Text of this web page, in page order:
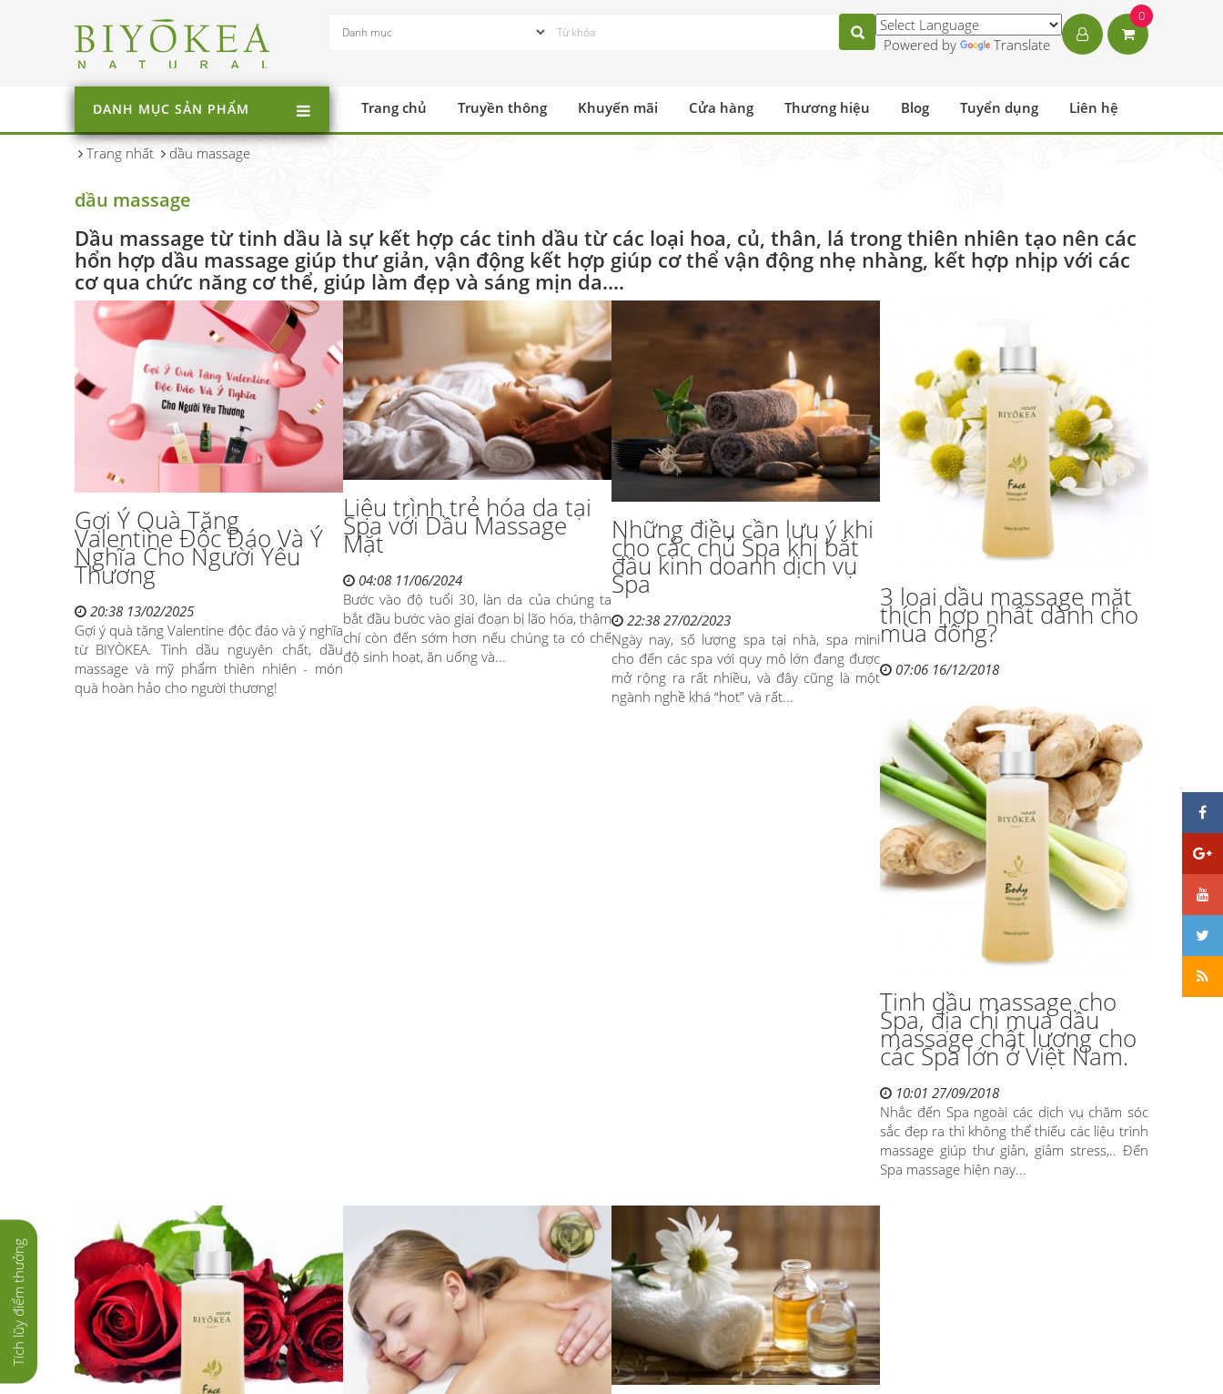
Powered by Translate
0
DANH MỤC SẢN PHẨM Trang chủ Truyền thông Khuyến mãi Cửa hàng Thương hiệu Blog Tuyển dụng Liên hệ
Trang nhất dầu massage
dầu massage
Dầu massage từ tinh dầu là sự kết hợp các tinh dầu từ các loại hoa, củ, thân, lá trong thiên nhiên tạo nên các
hổn hợp dầu massage giúp thư giản, vận động kết hợp giúp cơ thể vận động nhẹ nhàng, kết hợp nhịp với các
cơ qua chức năng cơ thể, giúp làm đẹp và sáng mịn da....
Gợi Ý Quà Tặng
Valentine Độc Đáo Và Ý
Nghĩa Cho Người Yêu
Thương
20:38 13/02/2025
Gợi ý quà tặng Valentine độc đáo và ý nghĩa
từ BIYÒKEA. Tinh dầu nguyên chất, dầu
massage và mỹ phẩm thiên nhiên - món
quà hoàn hảo cho người thương!
Liệu trình trẻ hóa da tại
Spa với Dầu Massage
Mặt
04:08 11/06/2024
Bước vào độ tuổi 30, làn da của chúng ta
bắt đầu bước vào giai đoạn bị lão hóa, thậm
chí còn đến sớm hơn nếu chúng ta có chế
độ sinh hoạt, ăn uống và...
Những điều cần lưu ý khi
cho các chủ Spa khi bắt
đầu kinh doanh dịch vụ
Spa
22:38 27/02/2023
Ngày nay, số lượng spa tại nhà, spa mini
cho đến các spa với quy mô lớn đang được
mở rộng ra rất nhiều, và đây cũng là một
ngành nghề khá “hot” và rất...
3 loai dầu massage mặt
thích hợp nhất dành cho
mùa đông?
07:06 16/12/2018
Tinh dầu massage cho
Spa, địa chỉ mua dầu
massage chất lượng cho
các Spa lớn ở Việt Nam.
10:01 27/09/2018
Nhắc đến Spa ngoài các dịch vụ chăm sóc
sắc đẹp ra thì không thể thiếu các liệu trình
massage giúp thư giản, giảm stress,.. Đến
Spa massage hiện nay...
Tích lũy điểm thưởng